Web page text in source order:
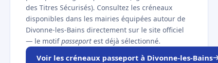
des Titres Sécurisés). Consultez les créneaux
disponibles dans les mairies équipées autour de
Divonne-les-Bains directement sur le site officiel
— le motifpasseport est déjà sélectionné.
Voir les créneaux passeport à Divonne-les-Bains